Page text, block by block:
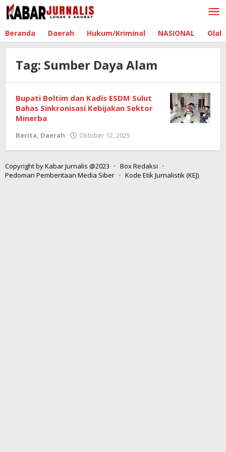
Lewati
ke
Beranda Daerah Hukum/Kriminal NASIONAL
Tag: Sumber Daya Alam
Bupati Boltim dan Kadis ESDM Sulut
Bahas Sinkronisasi Kebijakan Sektor
Minerba
Berita, Daerah Oktober 12, 2025
Copyright by Kabar Jurnalis @2023
Box Redaksi
Pedoman Pemberitaan Media Siber
Kode Etik Jurnalistik (KEJ)